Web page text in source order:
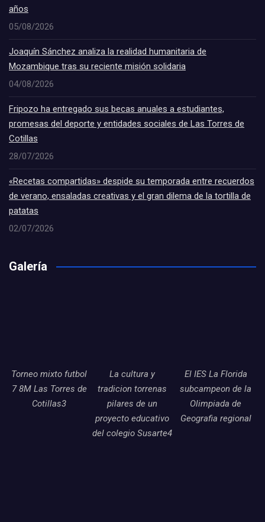
años
05/08/2026
Joaquín Sánchez analiza la realidad humanitaria de
Mozambique tras su reciente misión solidaria
04/08/2026
Fripozo ha entregado sus becas anuales a estudiantes,
promesas del deporte y entidades sociales de Las Torres de
Cotillas
28/07/2026
«Recetas compartidas» despide su temporada entre recuerdos
de verano, ensaladas creativas y el gran dilema de la tortilla de
patatas
02/07/2026
Galería
Torneo mixto futbol
7 8M Las Torres de
Cotillas3
La cultura y
tradicion torrenas
pilares de un
proyecto educativo
del colegio Susarte4
El IES La Florida
subcampeon de la
Olimpiada de
Geografia regional